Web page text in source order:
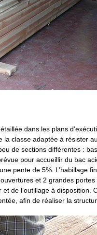
dans les plans
la classe adaptée à résister
de sections différentes :
pour accueillir du bac
pente de 5%. L’habillage
et 2 grandes portes
de l’outillage à disposition.
afin de réaliser la